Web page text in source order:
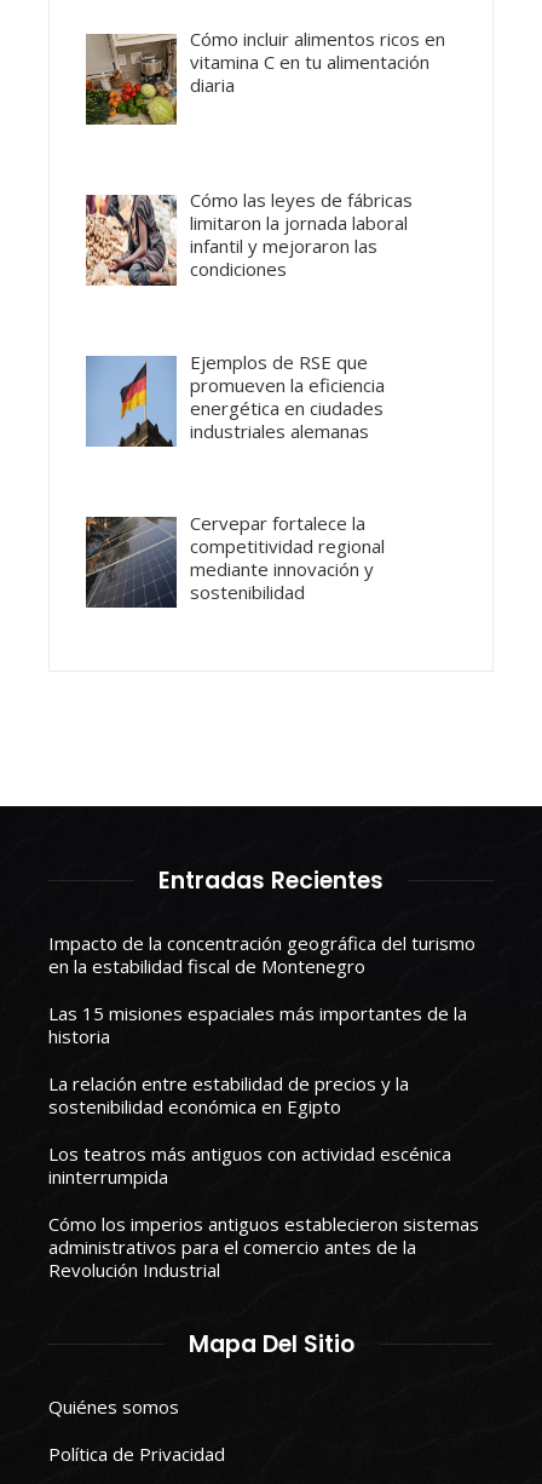
Cómo incluir alimentos ricos en
vitamina C en tu alimentación
diaria
Cómo las leyes de fábricas
limitaron la jornada laboral
infantil y mejoraron las
condiciones
Ejemplos de RSE que
promueven la eficiencia
energética en ciudades
industriales alemanas
Cervepar fortalece la
competitividad regional
mediante innovación y
sostenibilidad
Entradas Recientes
Impacto de la concentración geográfica del turismo
en la estabilidad fiscal de Montenegro
Las 15 misiones espaciales más importantes de la
historia
La relación entre estabilidad de precios y la
sostenibilidad económica en Egipto
Los teatros más antiguos con actividad escénica
ininterrumpida
Cómo los imperios antiguos establecieron sistemas
administrativos para el comercio antes de la
Revolución Industrial
Mapa Del Sitio
Quiénes somos
Política de Privacidad